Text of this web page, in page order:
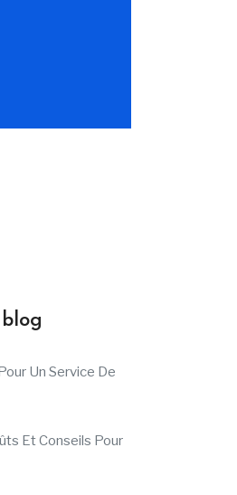
Un Service De
Et Conseils Pour